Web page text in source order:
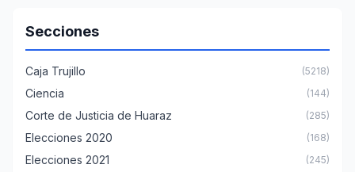
Secciones
Caja Trujillo (5218)
Ciencia (144)
Corte de Justicia de Huaraz (285)
Elecciones 2020 (168)
Elecciones 2021 (245)